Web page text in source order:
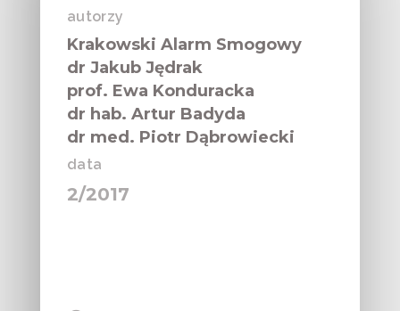
autorzy
Krakowski Alarm Smogowy
dr Jakub Jędrak
prof. Ewa Konduracka
dr hab. Artur Badyda
dr med. Piotr Dąbrowiecki
data
2/2017